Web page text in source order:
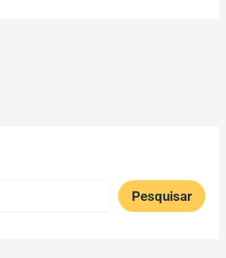
Pesquisar